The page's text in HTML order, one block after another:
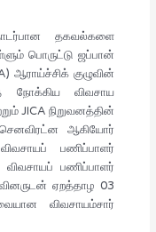
தகவல்களை
பொருட்டு ஜப்பான்
ஆராய்ச்சிக் குழுவின்
நோக்கிய விவசாய
JICA நிறுவனத்தின்
ஆகியோர்
பணிப்பாளர்
பணிப்பாளர்
ஏறத்தாழ 03
விவசாயம்சார்